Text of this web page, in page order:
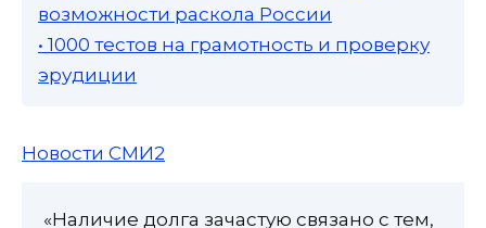
возможности раскола России
• 1000 тестов на грамотность и проверку
эрудиции
Новости СМИ2
«Наличие долга зачастую связано с тем,